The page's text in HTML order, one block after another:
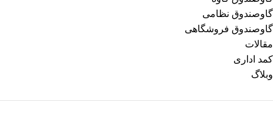
گاوصندوق نظامی
گاوصندوق فروشگاهی
مقالات
کمد اداری
وبلاگ